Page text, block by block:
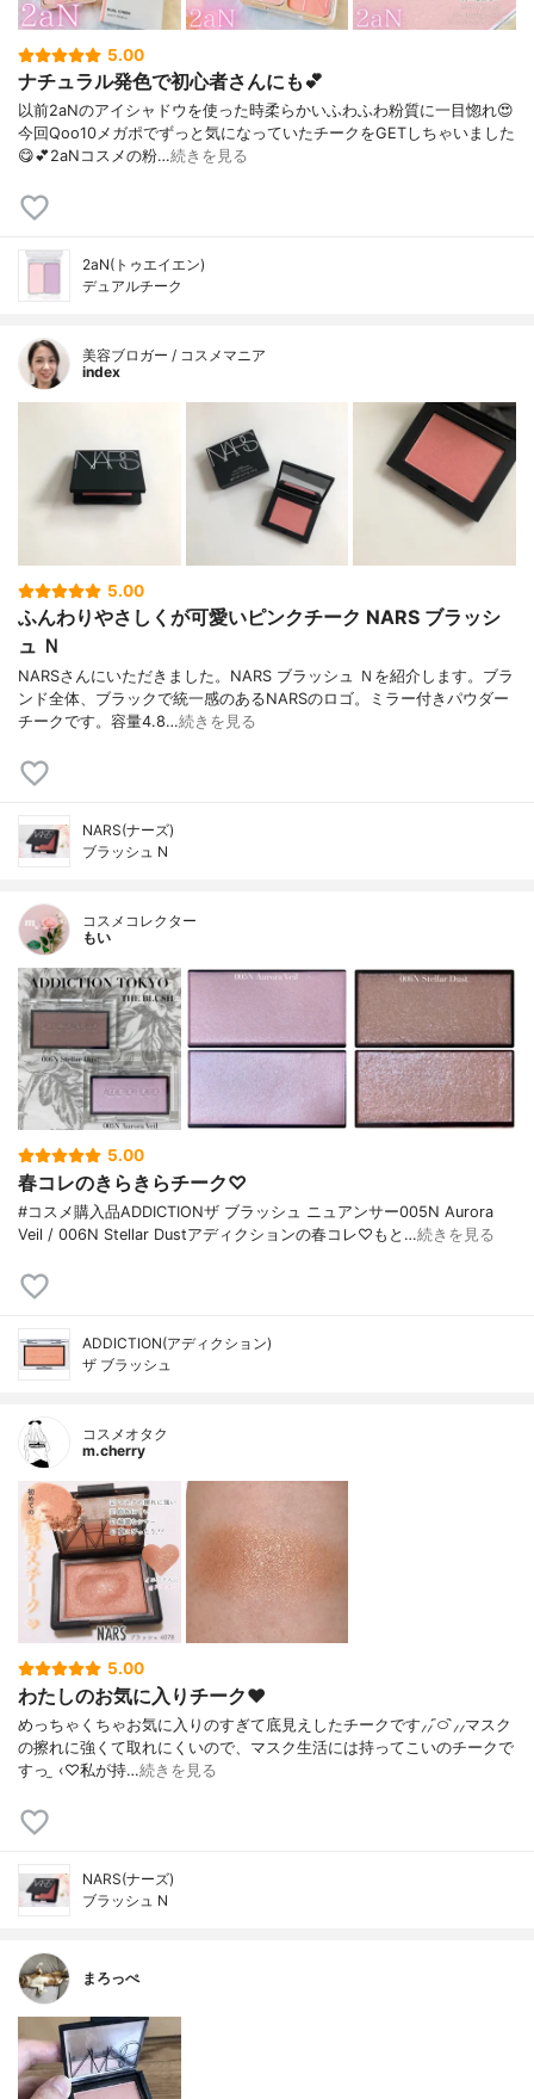
5.00
ナチュラル発色で初心者さんにも💕
以前2aNのアイシャドウを使った時柔らかいふわふわ粉質に一目惚れ😍⁡
今回Qoo10メガポでずっと気になっていたチークをGETしちゃいました
😋💕⁡2aNコスメの粉…続きを見る
2aN(トゥエイエン)
デュアルチーク
美容ブロガー / コスメマニア
index
5.00
ふんわりやさしくが可愛いピンクチーク NARS ブラッシ
ュ Ｎ
NARSさんにいただきました。NARS ブラッシュ Ｎを紹介します。ブラ
ンド全体、ブラックで統一感のあるNARSのロゴ。ミラー付きパウダー
チークです。容量4.8…続きを見る
NARS(ナーズ)
ブラッシュ N
コスメコレクター
もい
5.00
春コレのきらきらチーク♡
#コスメ購入品ADDICTIONザ ブラッシュ ニュアンサー005N Aurora
Veil / 006N Stellar Dustアディクションの春コレ♡もと…続きを見る
ADDICTION(アディクション)
ザ ブラッシュ
コスメオタク
m.cherry
5.00
わたしのお気に入りチーク‪‪❤︎‬
めっちゃくちゃお気に入りのすぎて底見えしたチークです⸝⸝ ᷇࿀ ᷆⸝⸝マスク
の擦れに強くて取れにくいので、マスク生活には持ってこいのチークで
すっ ̫ ‹♡私が持…続きを見る
NARS(ナーズ)
ブラッシュ N
まろっぺ